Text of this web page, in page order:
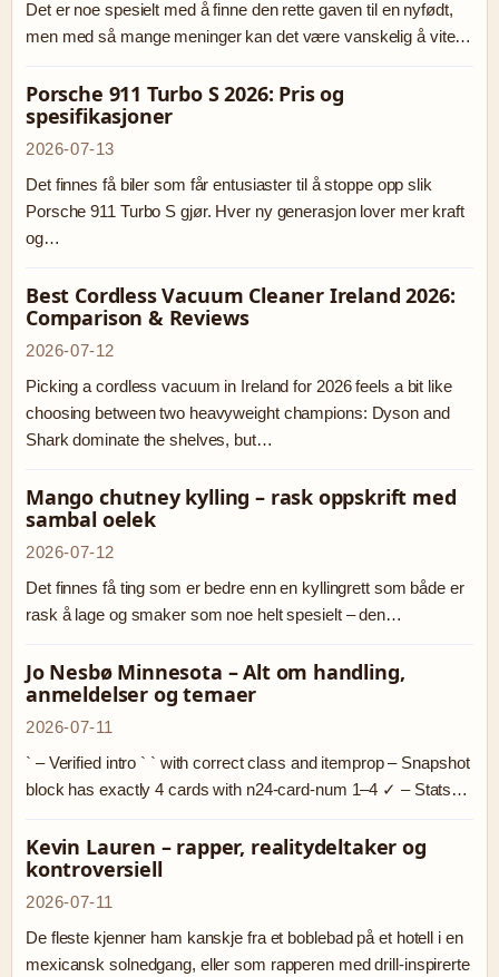
Det er noe spesielt med å finne den rette gaven til en nyfødt,
men med så mange meninger kan det være vanskelig å vite…
Porsche 911 Turbo S 2026: Pris og
spesifikasjoner
2026-07-13
Det finnes få biler som får entusiaster til å stoppe opp slik
Porsche 911 Turbo S gjør. Hver ny generasjon lover mer kraft
og…
Best Cordless Vacuum Cleaner Ireland 2026:
Comparison & Reviews
2026-07-12
Picking a cordless vacuum in Ireland for 2026 feels a bit like
choosing between two heavyweight champions: Dyson and
Shark dominate the shelves, but…
Mango chutney kylling – rask oppskrift med
sambal oelek
2026-07-12
Det finnes få ting som er bedre enn en kyllingrett som både er
rask å lage og smaker som noe helt spesielt – den…
Jo Nesbø Minnesota – Alt om handling,
anmeldelser og temaer
2026-07-11
` – Verified intro ` ` with correct class and itemprop – Snapshot
block has exactly 4 cards with n24-card-num 1–4 ✓ – Stats…
Kevin Lauren – rapper, realitydeltaker og
kontroversiell
2026-07-11
De fleste kjenner ham kanskje fra et boblebad på et hotell i en
mexicansk solnedgang, eller som rapperen med drill-inspirerte